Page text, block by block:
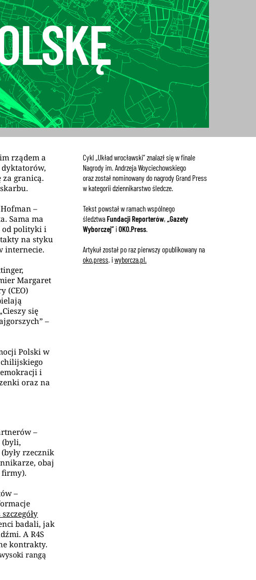
rządem a
za granicą.
–
Sama ma
od polityki i
na styku
internecie.
Margaret
(CEO)
się
–
Polski w
i
oraz na
–
(byli,
rzecznik
obaj
firmy).
–
badali, jak
A R4S
kontrakty.
rangą
Cykl „Układ wrocławski” znalazł się w finale
Nagrody im. Andrzeja Woyciechowskiego
oraz został nominowany do nagrody Grand Press
w kategorii dziennikarstwo śledcze.
Tekst powstał w ramach wspólnego
śledztwaFundacji Reporterów, „Gazety
Wyborczej”iOKO.Press.
Artykuł został po raz pierwszy opublikowany na
oko.press. iwyborcza.pl.